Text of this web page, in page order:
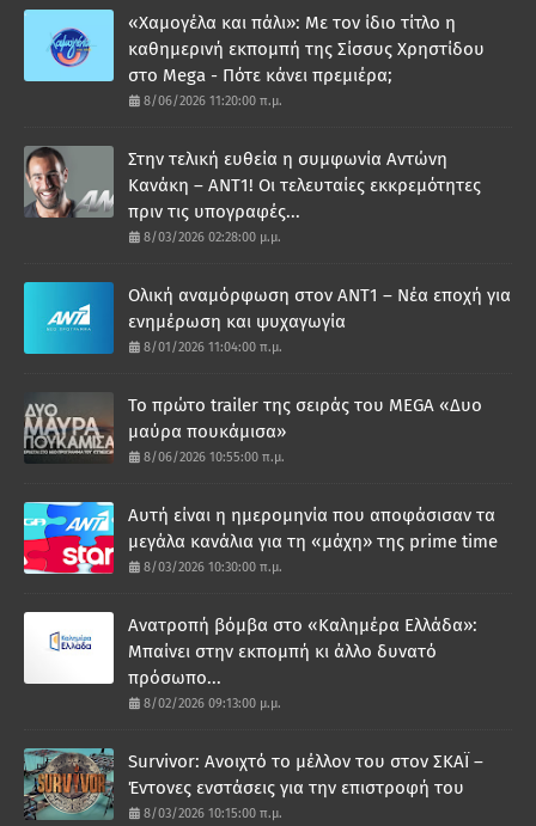
«Χαμογέλα και πάλι»: Με τον ίδιο τίτλο η
καθημερινή εκπομπή της Σίσσυς Χρηστίδου
στο Mega - Πότε κάνει πρεμιέρα;
8/06/2026 11:20:00 π.μ.
Στην τελική ευθεία η συμφωνία Αντώνη
Κανάκη – ΑΝΤ1! Οι τελευταίες εκκρεμότητες
πριν τις υπογραφές...
8/03/2026 02:28:00 μ.μ.
Ολική αναμόρφωση στον ΑΝΤ1 – Νέα εποχή για
ενημέρωση και ψυχαγωγία
8/01/2026 11:04:00 π.μ.
Το πρώτο trailer της σειράς του MEGA «Δυο
μαύρα πουκάμισα»
8/06/2026 10:55:00 π.μ.
Αυτή είναι η ημερομηνία που αποφάσισαν τα
μεγάλα κανάλια για τη «μάχη» της prime time
8/03/2026 10:30:00 π.μ.
Ανατροπή βόμβα στο «Καλημέρα Ελλάδα»:
Μπαίνει στην εκπομπή κι άλλο δυνατό
πρόσωπο...
8/02/2026 09:13:00 μ.μ.
Survivor: Ανοιχτό το μέλλον του στον ΣΚΑΪ –
Έντονες ενστάσεις για την επιστροφή του
8/03/2026 10:15:00 π.μ.